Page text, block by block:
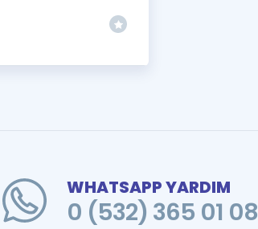
WHATSAPP YARDIM
0 (532) 365 01 08